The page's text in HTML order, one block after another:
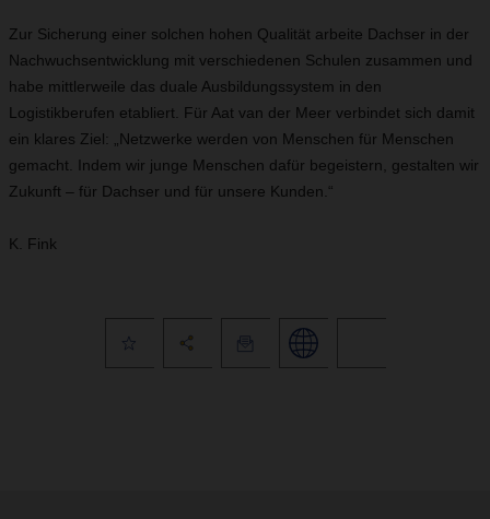
Zur Sicherung einer solchen hohen Qualität arbeite Dachser in der
Nachwuchsentwicklung mit verschiedenen Schulen zusammen und
habe mittlerweile das duale Ausbildungssystem in den
Logistikberufen etabliert. Für Aat van der Meer verbindet sich damit
ein klares Ziel: „Netzwerke werden von Menschen für Menschen
gemacht. Indem wir junge Menschen dafür begeistern, gestalten wir
Zukunft – für Dachser und für unsere Kunden.“
K. Fink